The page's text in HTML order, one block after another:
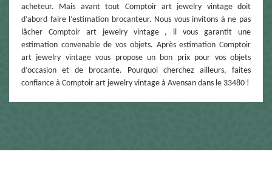
acheteur. Mais avant tout Comptoir art jewelry vintage doit
d’abord faire l’estimation brocanteur. Nous vous invitons à ne pas
lâcher Comptoir art jewelry vintage , il vous garantit une
estimation convenable de vos objets. Après estimation Comptoir
art jewelry vintage vous propose un bon prix pour vos objets
d’occasion et de brocante. Pourquoi cherchez ailleurs, faites
confiance à Comptoir art jewelry vintage à Avensan dans le 33480 !